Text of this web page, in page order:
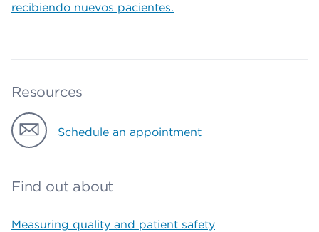
recibiendo nuevos pacientes.
Resources
Schedule an appointment
Find out about
Measuring quality and patient safety